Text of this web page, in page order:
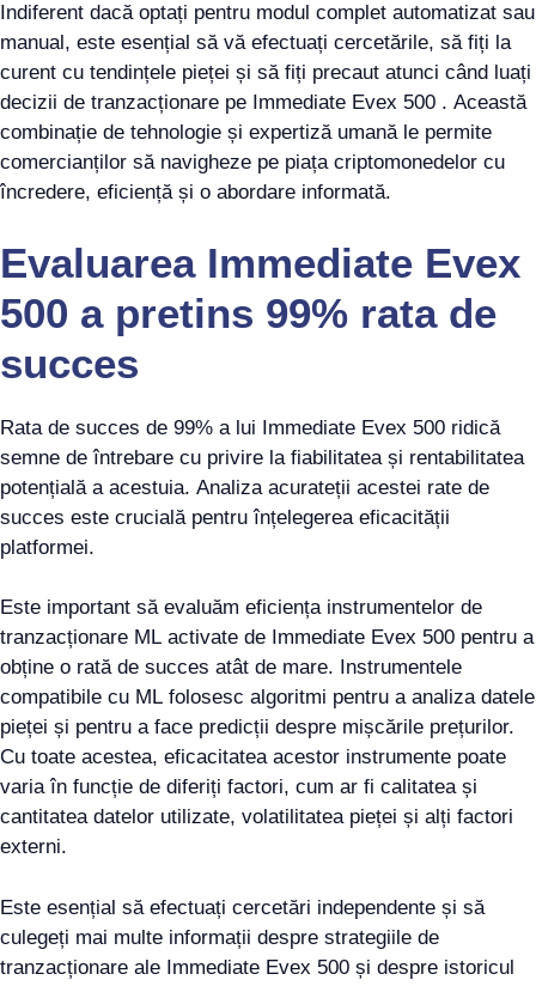
Indiferent dacă optați pentru modul complet automatizat sau
manual, este esențial să vă efectuați cercetările, să fiți la
curent cu tendințele pieței și să fiți precaut atunci când luați
decizii de tranzacționare pe Immediate Evex 500 . Această
combinație de tehnologie și expertiză umană le permite
comercianților să navigheze pe piața criptomonedelor cu
încredere, eficiență și o abordare informată.
Evaluarea Immediate Evex
500 a pretins 99% rata de
succes
Rata de succes de 99% a lui Immediate Evex 500 ridică
semne de întrebare cu privire la fiabilitatea și rentabilitatea
potențială a acestuia. Analiza acurateții acestei rate de
succes este crucială pentru înțelegerea eficacității
platformei.
Este important să evaluăm eficiența instrumentelor de
tranzacționare ML activate de Immediate Evex 500 pentru a
obține o rată de succes atât de mare. Instrumentele
compatibile cu ML folosesc algoritmi pentru a analiza datele
pieței și pentru a face predicții despre mișcările prețurilor.
Cu toate acestea, eficacitatea acestor instrumente poate
varia în funcție de diferiți factori, cum ar fi calitatea și
cantitatea datelor utilizate, volatilitatea pieței și alți factori
externi.
Este esențial să efectuați cercetări independente și să
culegeți mai multe informații despre strategiile de
tranzacționare ale Immediate Evex 500 și despre istoricul